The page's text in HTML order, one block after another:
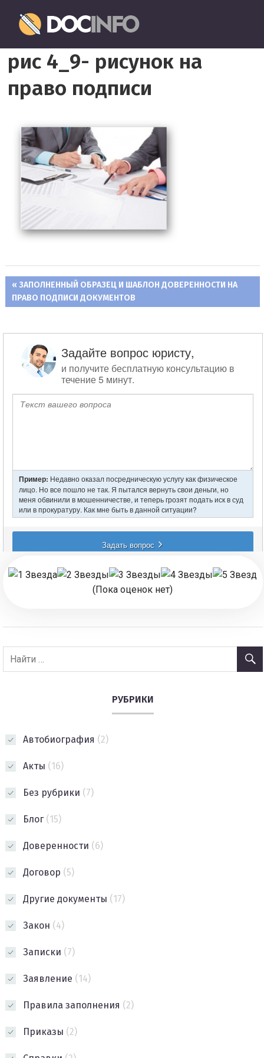
перейти
к
содержимому
оформление
и
заполнение
документов
рис 4_9- рисунок на
право подписи
Навигация
записям
ПРЕДЫДУЩАЯ
ЗАПИСЬ:
ЗАПОЛНЕННЫЙ ОБРАЗЕЦ И ШАБЛОН ДОВЕРЕННОСТИ НА
ПРАВО ПОДПИСИ ДОКУМЕНТОВ
(Пока оценок нет)
РУБРИКИ
Автобиография (2)
Акты (16)
Без рубрики (7)
Блог(15)
Доверенности (6)
Договор (5)
Другие документы (17)
Закон (4)
Записки (7)
Заявление (14)
Правила заполнения (2)
Приказы (2)